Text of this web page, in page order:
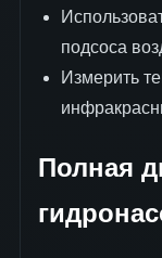
подсоса
Измерить
Полная